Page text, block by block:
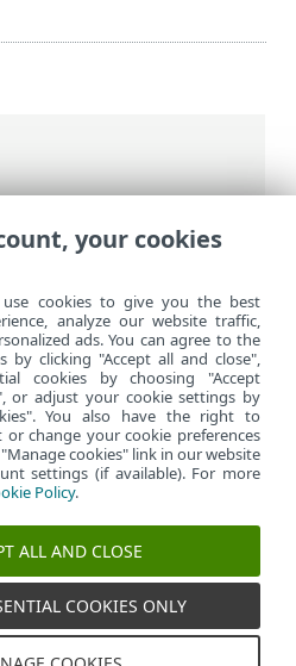
ESET HOME>
HOME >
ESET
your cookies
cookies to give you the best
analyze our website traffic,
ads. You can agree to the
by clicking "Accept all and close",
cookies by choosing "Accept
or adjust your cookie settings by
You also have the right to
change your cookie preferences
cookies" link in our website
settings (if available). For more
Policy.
ALL AND CLOSE
COOKIES ONLY